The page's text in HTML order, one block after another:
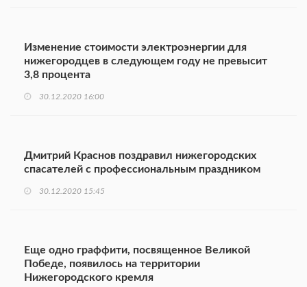
Изменение стоимости электроэнергии для
нижегородцев в следующем году не превысит
3,8 процента
30.12.2020 16:00
Дмитрий Краснов поздравил нижегородских
спасателей с профессиональным праздником
30.12.2020 15:45
Еще одно граффити, посвященное Великой
Победе, появилось на территории
Нижегородского кремля